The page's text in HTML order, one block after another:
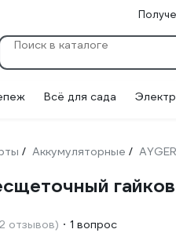
Всё для сада
/ Аккумуляторные / AYGER
отзывов) 1 вопрос